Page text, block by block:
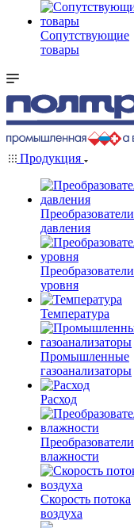
Сопутствующие
товары
Продукция
Преобразователи
давления
Преобразователи
уровня
Температура
Промышленные
газоанализаторы
Расход
Преобразователи
влажности
Скорость потока
воздуха